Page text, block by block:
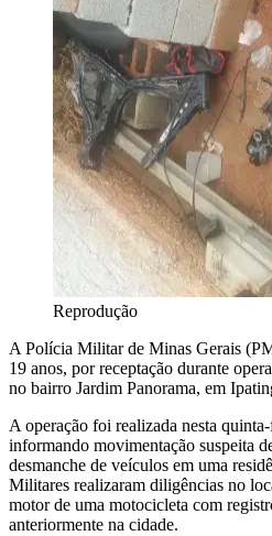
Reprodução
A Polícia Militar de Minas Gerais
19 anos, por receptação durante
no bairro Jardim Panorama, em
A operação foi realizada nesta
informando movimentação suspeita
desmanche de veículos em uma
Militares realizaram diligências no
motor de uma motocicleta com
anteriormente na cidade.